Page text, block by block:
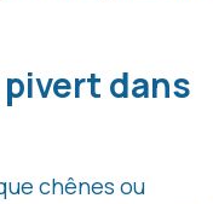
dans
chênes ou